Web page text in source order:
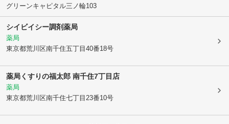
グリーンキャピタル三ノ輪103
シイビイシー調剤薬局
薬局
東京都荒川区南千住五丁目40番18号
薬局くすりの福太郎 南千住7丁目店
薬局
東京都荒川区南千住七丁目23番10号